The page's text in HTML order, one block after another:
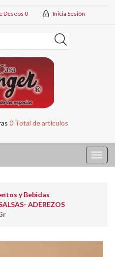
Deseos 0 Inicia Sesión
0 Total de artículos
y Bebidas
ADEREZOS